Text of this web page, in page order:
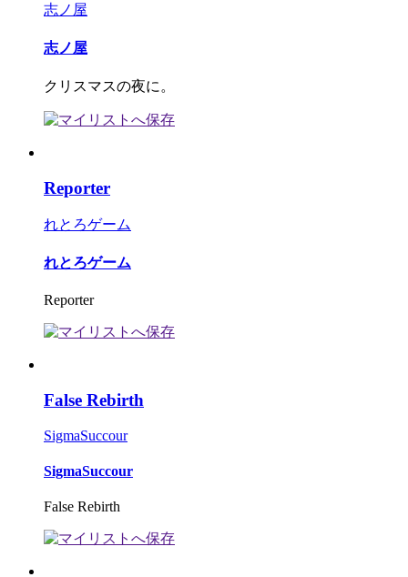
志ノ屋
志ノ屋
クリスマスの夜に。
Reporter
れとろゲーム
れとろゲーム
Reporter
False Rebirth
SigmaSuccour
SigmaSuccour
False Rebirth